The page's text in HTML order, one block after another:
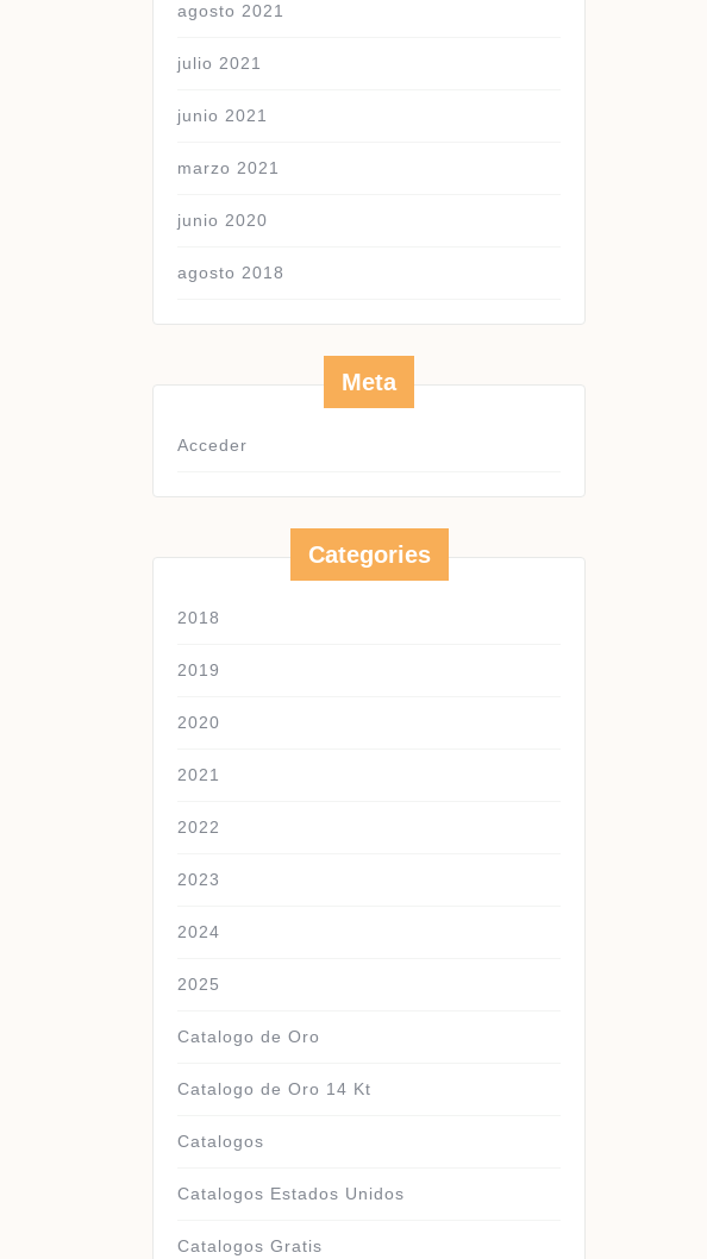
agosto 2021
julio 2021
junio 2021
marzo 2021
junio 2020
agosto 2018
Meta
Acceder
Categories
2018
2019
2020
2021
2022
2023
2024
2025
Catalogo de Oro
Catalogo de Oro 14 Kt
Catalogos
Catalogos Estados Unidos
Catalogos Gratis